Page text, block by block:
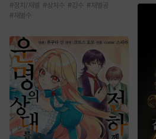
#정치/재벌 #상처수 #강수 # 재벌공
# 재벌수